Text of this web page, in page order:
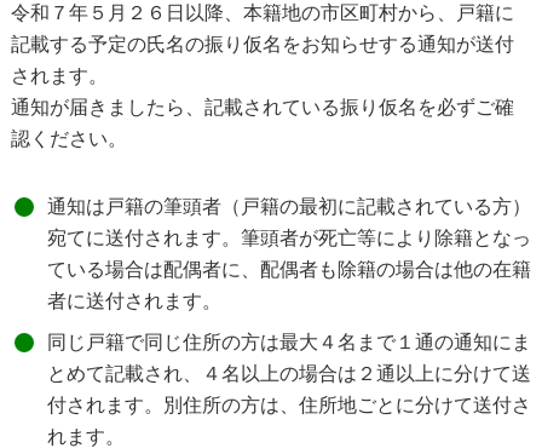
令和７年５月２６日以降、本籍地の市区町村から、戸籍に
記載する予定の氏名の振り仮名をお知らせする通知が送付
されます。
通知が届きましたら、記載されている振り仮名を必ずご確
認ください。
通知は戸籍の筆頭者（戸籍の最初に記載されている方）
宛てに送付されます。筆頭者が死亡等により除籍となっ
ている場合は配偶者に、配偶者も除籍の場合は他の在籍
者に送付されます。
同じ戸籍で同じ住所の方は最大４名まで１通の通知にま
とめて記載され、４名以上の場合は２通以上に分けて送
付されます。別住所の方は、住所地ごとに分けて送付さ
れます。